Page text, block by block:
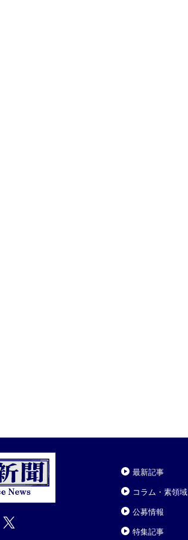
最新記事
コラム・素領域
公募情報
特集記事